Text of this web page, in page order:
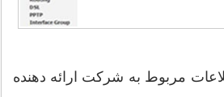
مربوط به شرکت ارائه دهنده